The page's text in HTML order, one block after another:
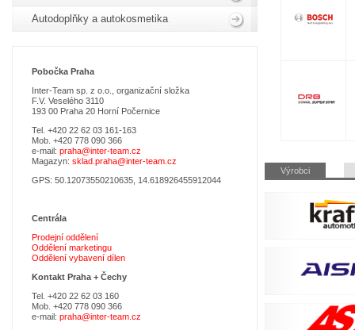
Přeskočit
navigaci
Výrobci
Autodoplňky a autokosmetika
Pobočka Praha
Inter-Team sp. z o.o., organizační složka
F.V. Veselého 3110
193 00 Praha 20 Horní Počernice
Tel. +420 22 62 03 161-163
Mob. +420 778 090 366
e-mail: praha@inter-team.cz
Magazyn: sklad.praha@inter-team.cz
GPS: 50.12073550210635, 14.618926455912044
Centrála
Prodejní oddělení
Oddělení marketingu
Oddělení vybavení dílen
Kontakt Praha + Čechy
Tel. +420 22 62 03 160
Mob. +420 778 090 366
e-mail: praha@inter-team.cz